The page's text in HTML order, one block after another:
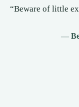
“Beware of little
—